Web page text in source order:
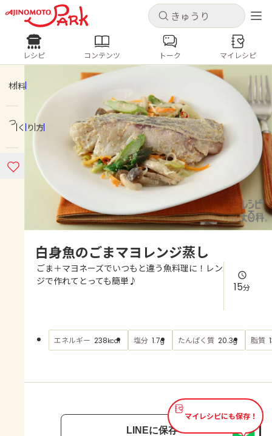
キャンセル
ログインするとレシピを保存できます
ログイン
ホーム
コンテンツ
レシピ
よくあるお問い合わせ
AJINOMOTO PARK とは
キャンセル
レシピ コンテンツ
人気の食材・レシピ
きゅうり なす トマト
とうもろこし
ピーマン
みょうが ゴーヤ
レシピ コンテンツ トーク マイレシピ
材料
つくり方
白身魚のごまマヨレンジ蒸し
ごま＋マヨネーズでいつもと違う魚料理に！レン
ジで作れてとっても簡単♪
15分
エネルギー 238kcal 塩分 1.7g たんぱく質 20.3g 脂質
マイレシピにも保存！
LINEに保存